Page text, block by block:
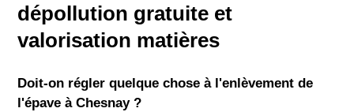
dépollution gratuite et
valorisation matières
Doit-on régler quelque chose à l'enlèvement de
l'épave à Chesnay ?